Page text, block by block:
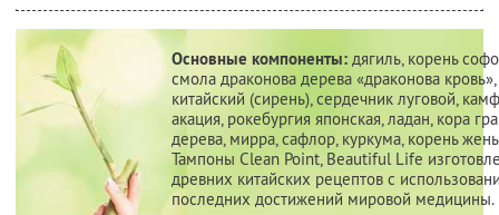
Основные компоненты: дягиль, корень
смола драконова дерева «драконова
китайский (сирень), сердечник луговой,
акация, рокебургия японская, ладан, кора
дерева, мирра, сафлор, куркума, корень
Тампоны Clean Point, Beautiful Life
древних китайских рецептов с
последних достижений мировой медицины.